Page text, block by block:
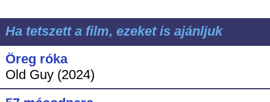
Ha tetszett a film, ezeket is ajánljuk
Öreg róka
Old Guy (2024)